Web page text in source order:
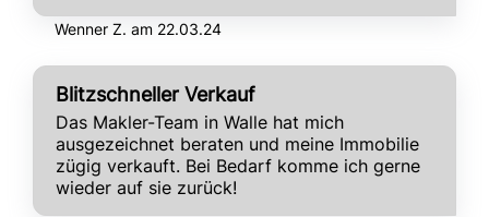
Wenner Z. am 22.03.24
Blitzschneller Verkauf
Das Makler-Team in Walle hat mich
ausgezeichnet beraten und meine Immobilie
zügig verkauft. Bei Bedarf komme ich gerne
wieder auf sie zurück!